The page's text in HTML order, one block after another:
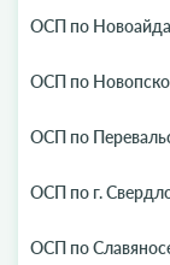
ОСП по
ОСП по
ОСП по
ОСП по г.
ОСП по